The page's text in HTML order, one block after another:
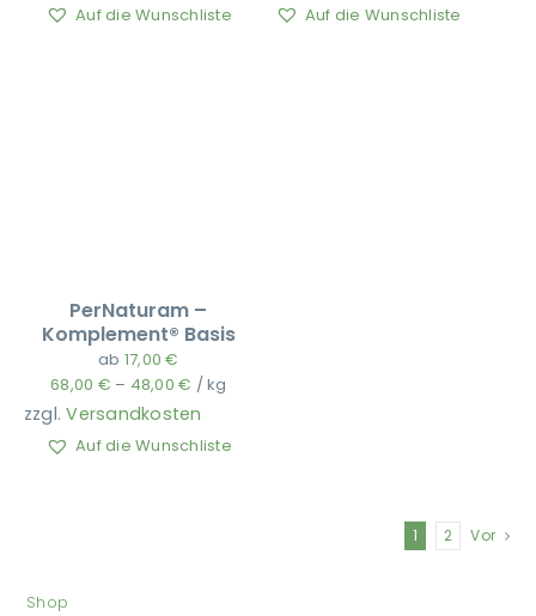
Auf die Wunschliste Auf die Wunschliste
PerNaturam –
Komplement® Basis
ab 17,00€
68,00 € – 48,00€ /kg
zzgl.Versandkosten
Auf die Wunschliste
1 2 Vor
Shop